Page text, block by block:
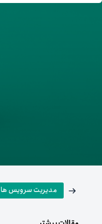
مدیریت سرویس ها